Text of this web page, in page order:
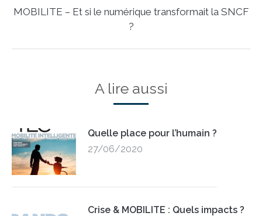
Next
post:
MOBILITE – Et si le numérique transformait la SNCF
?
A lire aussi
Quelle place pour l’humain ?
27/06/2020
Crise & MOBILITE : Quels impacts ?